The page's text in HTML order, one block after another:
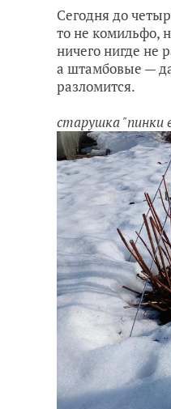
Сегодня до
то не комильфо,
ничего нигде не
а штамбовые —
разломится.
старушка "пинки